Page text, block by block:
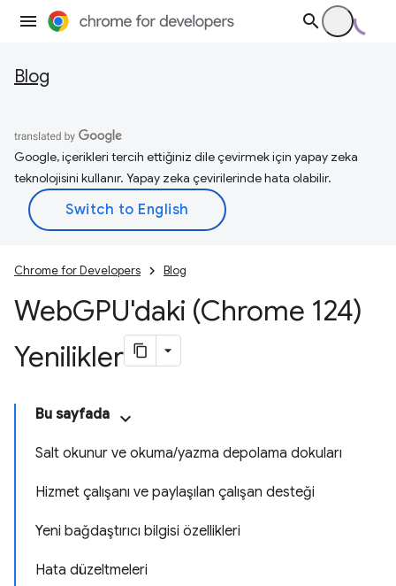
Blog
Google, içerikleri tercih ettiğiniz dile çevirmek için yapay zeka
teknolojisini kullanır. Yapay zeka çevirilerinde hata olabilir.
Chrome for Developers Blog
WebGPU'daki (Chrome 124)
Yenilikler
Bu sayfada
Salt okunur ve okuma/yazma depolama dokuları
Hizmet çalışanı ve paylaşılan çalışan desteği
Yeni bağdaştırıcı bilgisi özellikleri
Hata düzeltmeleri